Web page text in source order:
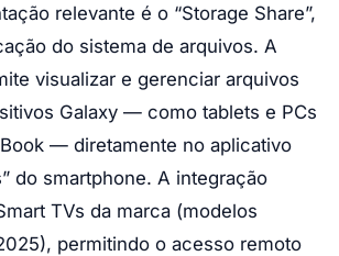
relevante é o “Storage Share”,
do sistema de arquivos. A
visualizar e gerenciar arquivos
Galaxy — como tablets e PCs
— diretamente no aplicativo
do smartphone. A integração
TVs da marca (modelos
permitindo o acesso remoto